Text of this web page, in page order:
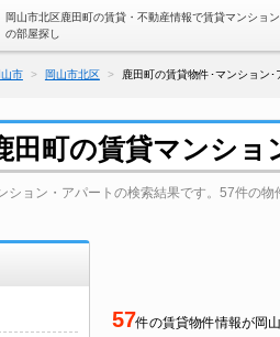
岡山市北区鹿田町の賃貸・不動産情報で賃貸マンショ
の部屋探し
山市 岡山市北区 鹿田町の賃貸物件･マンション･
田町の賃貸マンショ
ション・アパートの検索結果です。57件の
57件の賃貸物件情報が岡